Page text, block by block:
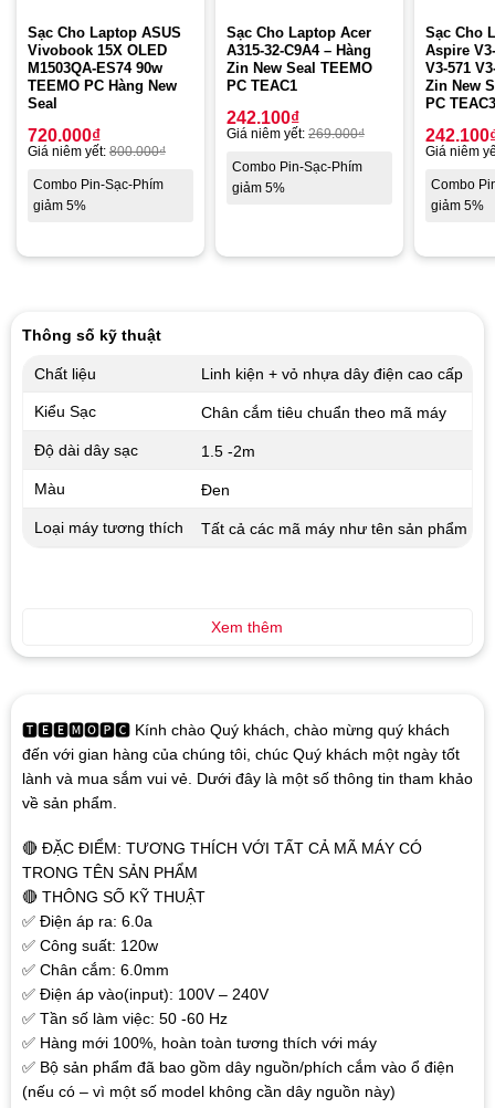
Sạc Cho Laptop ASUS
Vivobook 15X OLED
M1503QA-ES74 90w
TEEMO PC Hàng New
Seal
720.000₫
Giá niêm yết: 800.000₫
Combo Pin-Sạc-Phím
giảm 5%
Sạc Cho Laptop Acer
A315-32-C9A4 – Hàng
Zin New Seal TEEMO
PC TEAC1
242.100₫
Giá niêm yết: 269.000₫
Combo Pin-Sạc-Phím
giảm 5%
Sạc Cho
Aspire
V3-571
Zin New
PC
242.100
Giá niêm
Combo
giảm 5%
🆃🅴🅴🅼🅾🅿🅲 Kính chào Quý khách, chào mừng quý khách
đến với gian hàng của chúng tôi, chúc Quý khách một ngày tốt
lành và mua sắm vui vẻ. Dưới đây là một số thông tin tham khảo
về sản phẩm.
🔴 ĐẶC ĐIỂM: TƯƠNG THÍCH VỚI TẤT CẢ MÃ MÁY CÓ
TRONG TÊN SẢN PHẨM
🔴 THÔNG SỐ KỸ THUẬT
✅ Điện áp ra: 6.0a
✅ Công suất: 120w
✅ Chân cắm: 6.0mm
✅ Điện áp vào(input): 100V – 240V
✅ Tần số làm việc: 50 -60 Hz
✅ Hàng mới 100%, hoàn toàn tương thích với máy
✅ Bộ sản phẩm đã bao gồm dây nguồn/phích cắm vào ổ điện
(nếu có – vì một số model không cần dây nguồn này)
Thông số kỹ thuật
Chất liệu Linh kiện + vỏ nhựa dây điện cao cấp
Kiểu Sạc Chân cắm tiêu chuẩn theo mã máy
Độ dài dây sạc 1.5 -2m
Màu Đen
Loại máy tương thích Tất cả các mã máy như tên sản phẩm
Xem thêm